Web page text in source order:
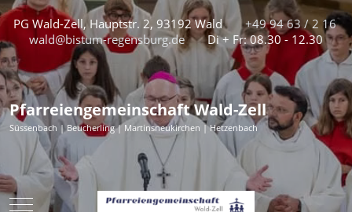
PG Wald-Zell, Hauptstr. 2, 93192 Wald
+49 94 63 / 2 16
wald@bistum-regensburg.de
Di + Fr: 08.30 - 12.30
Pfarreiengemeinschaft Wald-Zell
Süssenbach | Beucherling | Martinsneukirchen | Hetzenbach
Mobile Menu Toggle